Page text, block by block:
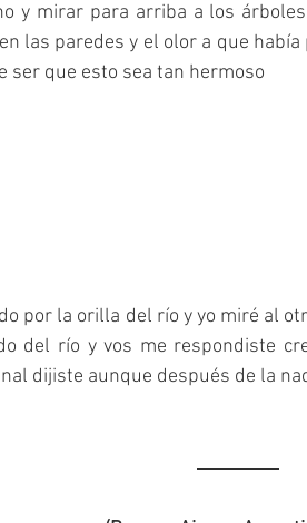
y mirar para arriba a los
las paredes y el olor a que
ser que esto sea tan hermoso
por la orilla del río y yo miré al
del río y vos me respondiste
dijiste aunque después de la